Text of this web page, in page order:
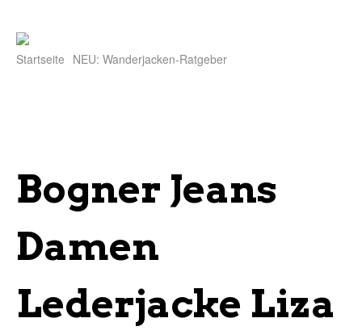
Startseite NEU: Wanderjacken-Ratgeber
Bogner Jeans
Damen
Lederjacke Liza